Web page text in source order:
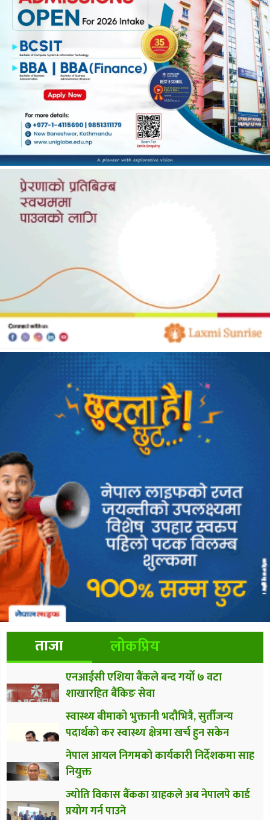
ताजा लोकप्रिय
एनआईसी एशिया बैंकले बन्द गर्यो ७ वटा
शाखारहित बैंकिङ सेवा
स्वास्थ्य बीमाको भुक्तानी भदौभित्रै, सुर्तीजन्य
पदार्थको कर स्वास्थ्य क्षेत्रमा खर्च हुन सकेन
नेपाल आयल निगमको कार्यकारी निर्देशकमा साह
नियुक्त
ज्योति विकास बैंकका ग्राहकले अब नेपालपे कार्ड
प्रयोग गर्न पाउने